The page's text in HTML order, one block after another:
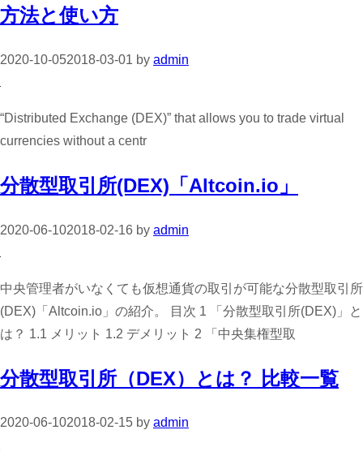
方法と使い方
2020-10-052018-03-01 by admin
“Distributed Exchange (DEX)” that allows you to trade virtual
currencies without a centr
分散型取引所(DEX)「Altcoin.io」
2020-06-102018-02-16 by admin
中央管理者がいなくても仮想通貨の取引が可能な分散型取引所
(DEX)「Altcoin.io」の紹介。 目次 1 「分散型取引所(DEX)」と
は？ 1.1 メリット 1.2 デメリット 2 「中央集権型取
分散型取引所（DEX）とは？ 比較一覧
2020-06-102018-02-15 by admin